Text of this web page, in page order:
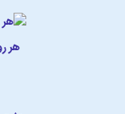
هر